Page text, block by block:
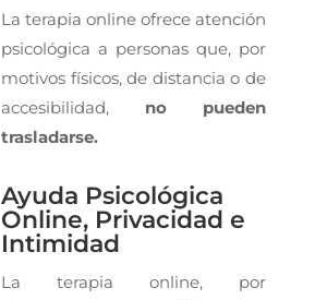
La terapia online ofrece atención
psicológica a personas que, por
motivos físicos, de distancia o de
accesibilidad, no pueden
trasladarse.
Ayuda Psicológica
Online, Privacidad e
Intimidad
La terapia online, por